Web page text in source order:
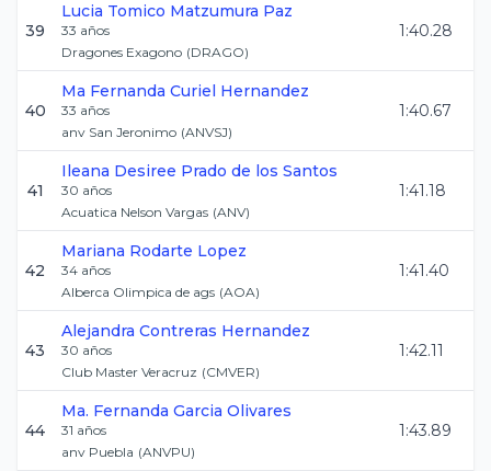
39
Lucia Tomico Matzumura Paz
33 años
Dragones Exagono (DRAGO)
1:40.28
40
Ma Fernanda Curiel Hernandez
33 años
anv San Jeronimo (ANVSJ)
1:40.67
41
Ileana Desiree Prado de los Santos
30 años
Acuatica Nelson Vargas (ANV)
1:41.18
42
Mariana Rodarte Lopez
34 años
Alberca Olimpica de ags (AOA)
1:41.40
43
Alejandra Contreras Hernandez
30 años
Club Master Veracruz (CMVER)
1:42.11
44
Ma. Fernanda Garcia Olivares
31 años
anv Puebla (ANVPU)
1:43.89